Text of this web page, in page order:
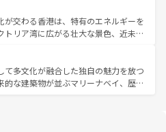
ミー、ベトナムコーヒーなどは、ぜ
。どの地域を訪れてもあたたかい人々
れるので、きっと忘れられない旅にな
。北部ではチェンマイなどの山岳地
、南部ではプーケットやクラビの美し
気分を楽しむことができる。タイ料理
温暖で、どの季節にも異なる楽しみ
みやすいタイの人々、仏教を中心とし
な観光資源が、訪れる旅人を魅了し続
が交わる香港は、特有のエネルギーを
トリア湾に広がる壮大な景色、近未来
動するはず。観光スポットが密集し
どころを回れるのも魅力。息をのむよ
な体験まで、香港を存分に楽しみ尽く
て多文化が融合した独自の魅力を放つ
的な建築物が並ぶマリーナベイ、歴史